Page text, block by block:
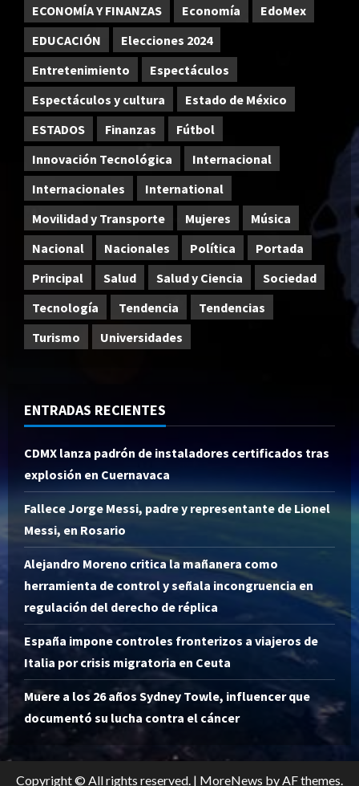
ECONOMÍA Y FINANZAS
Economía
EdoMex
EDUCACIÓN
Elecciones 2024
Entretenimiento
Espectáculos
Espectáculos y cultura
Estado de México
ESTADOS
Finanzas
Fútbol
Innovación Tecnológica
Internacional
Internacionales
International
Movilidad y Transporte
Mujeres
Música
Nacional
Nacionales Política
Portada
Principal
Salud Salud y Ciencia
Sociedad
Tecnología
Tendencia
Tendencias
Turismo
Universidades
ENTRADAS RECIENTES
CDMX lanza padrón de instaladores certificados tras
explosión en Cuernavaca
Fallece Jorge Messi, padre y representante de Lionel
Messi, en Rosario
Alejandro Moreno critica la mañanera como
herramienta de control y señala incongruencia en
regulación del derecho de réplica
España impone controles fronterizos a viajeros de
Italia por crisis migratoria en Ceuta
Muere a los 26 años Sydney Towle, influencer que
documentó su lucha contra el cáncer
Copyright © All rights reserved. | MoreNews by AF themes.